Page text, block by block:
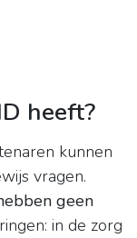
heeft?
kunnen
vragen.
geen
in de zorg